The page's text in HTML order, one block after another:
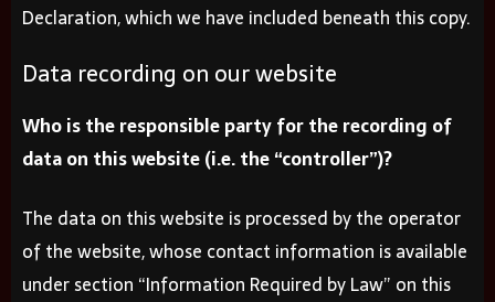
Declaration, which we have included beneath this copy.
Data recording on our website
Who is the responsible party for the recording of
data on this website (i.e. the “controller”)?
The data on this website is processed by the operator
of the website, whose contact information is available
under section “Information Required by Law” on this